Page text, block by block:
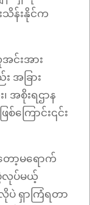
သိန်းနိုင်က
င်းအား
အခြား
အစိုးရဌာန
စ်ကြောင်း၎င်း
ာ့မရောက်
လုပ်မယ့်
လိုပဲ ရှာကြံရတာ